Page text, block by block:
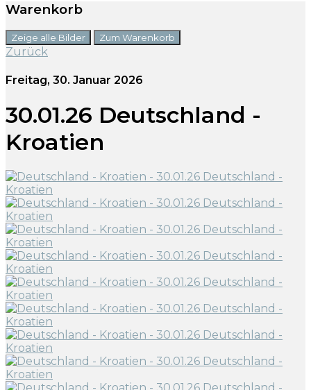
Warenkorb
Zeige alle Bilder Zum Warenkorb
Zurück
Freitag, 30. Januar 2026
30.01.26 Deutschland -
Kroatien